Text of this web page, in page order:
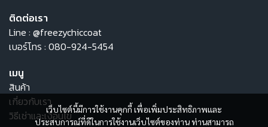
เว็บไซต์นี้มีการใช้งานคุกกี้ เพื่อเพิ่มประสิทธิภาพและ
ประสบการณ์ที่ดีในการใช้งานเว็บไซต์ของท่าน ท่านสามารถ
ติดต่อเรา
Line : @freezychiccoat
เบอร์โทร : 080-924-5454
เมนู
สินค้า
เกี่ยวกับเรา
วิธีเช่าและเงื่อนไข